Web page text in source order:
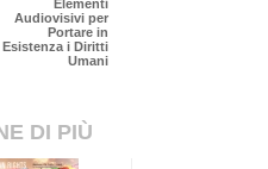
Elementi
Audiovisivi per
Portare in
Esistenza i Diritti
Umani
DI PIÙ